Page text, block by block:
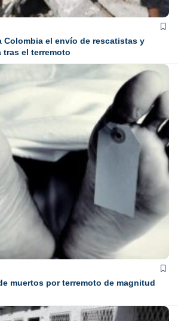
Colombia el envío de rescatistas y
tras el terremoto
muertos por terremoto de magnitud